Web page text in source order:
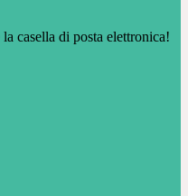
casella di posta elettronica!